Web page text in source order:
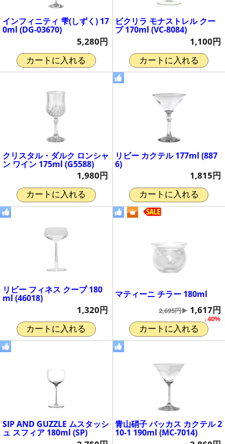
インフィニティ 雫(しずく) 17
0ml (DG-03670)
5,280円
カートに入れる
ビクリラ モナストレル クー
プ 170ml (VC-8084)
1,100円
カートに入れる
クリスタル・ダルク ロンシャ
ン ワイン 175ml (G5588)
1,980円
カートに入れる
リビー カクテル 177ml (887
6)
1,815円
カートに入れる
リビー フィネス クープ 180
ml (46018)
1,320円
カートに入れる
マティーニ チラー 180ml
↓40%
2,695円▶ 1,617円
カートに入れる
SIP AND GUZZLE ムスタッシ
ュ スフィア 180ml (SP)
青山硝子 バッカス カクテル 2
10-1 190ml (MC-7014)